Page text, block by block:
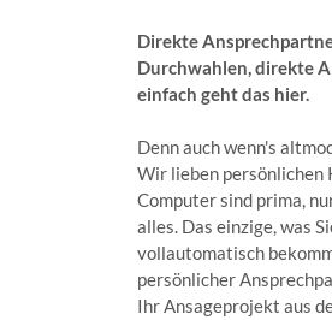
Direkte
Durchwahlen, direkte
einfach geht das hier.
Denn auch wenn's
Wir lieben persönlichen
Computer sind prima,
alles. Das einzige, was
vollautomatisch
persönlicher
Ihr Ansageprojekt aus